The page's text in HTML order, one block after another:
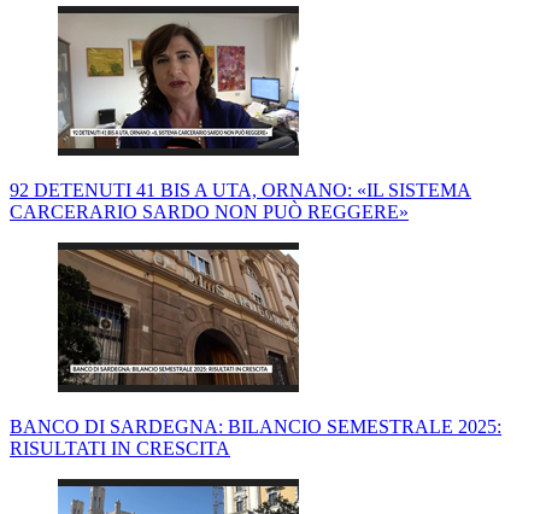
92 DETENUTI 41 BIS A UTA, ORNANO: «IL SISTEMA
CARCERARIO SARDO NON PUÒ REGGERE»
BANCO DI SARDEGNA: BILANCIO SEMESTRALE 2025:
RISULTATI IN CRESCITA